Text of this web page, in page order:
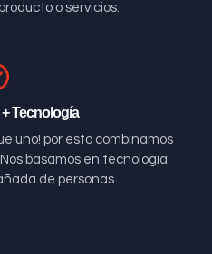
o servicios.
Tecnología
uno! por esto combinamos
basamos en tecnología
de personas.